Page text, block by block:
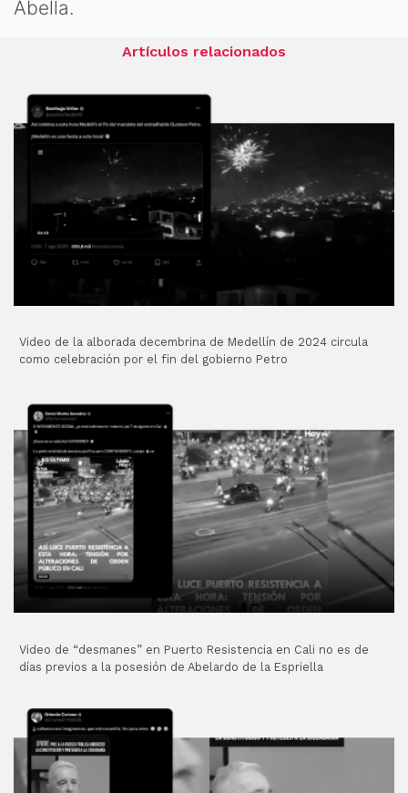
Abella.
Artículos relacionados
Video de la alborada decembrina de Medellín de 2024 circula
como celebración por el fin del gobierno Petro
Video de “desmanes” en Puerto Resistencia en Cali no es de
días previos a la posesión de Abelardo de la Espriella